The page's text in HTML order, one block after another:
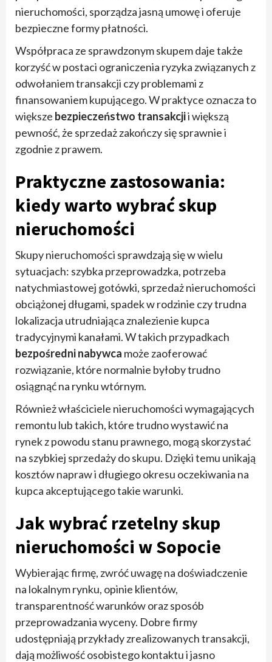
nieruchomości, sporządza jasną umowę i oferuje
bezpieczne formy płatności.
Współpraca ze sprawdzonym skupem daje także
korzyść w postaci ograniczenia ryzyka związanych z
odwołaniem transakcji czy problemami z
finansowaniem kupującego. W praktyce oznacza to
większe bezpieczeństwo transakcjii większą
pewność, że sprzedaż zakończy się sprawnie i
zgodnie z prawem.
Praktyczne zastosowania:
kiedy warto wybrać skup
nieruchomości
Skupy nieruchomości sprawdzają się w wielu
sytuacjach: szybka przeprowadzka, potrzeba
natychmiastowej gotówki, sprzedaż nieruchomości
obciążonej długami, spadek w rodzinie czy trudna
lokalizacja utrudniająca znalezienie kupca
tradycyjnymi kanałami. W takich przypadkach
bezpośredni nabywca może zaoferować
rozwiązanie, które normalnie byłoby trudno
osiągnąć na rynku wtórnym.
Również właściciele nieruchomości wymagających
remontu lub takich, które trudno wystawić na
rynek z powodu stanu prawnego, mogą skorzystać
na szybkiej sprzedaży do skupu. Dzięki temu unikają
kosztów napraw i długiego okresu oczekiwania na
kupca akceptującego takie warunki.
Jak wybrać rzetelny skup
nieruchomości w Sopocie
Wybierając firmę, zwróć uwagę na doświadczenie
na lokalnym rynku, opinie klientów,
transparentność warunków oraz sposób
przeprowadzania wyceny. Dobre firmy
udostępniają przykłady zrealizowanych transakcji,
dają możliwość osobistego kontaktu i jasno